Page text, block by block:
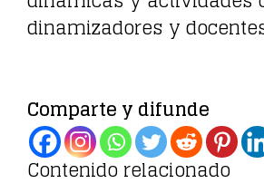
dinamizadores y
Comparte y difunde
Contenido relacionado